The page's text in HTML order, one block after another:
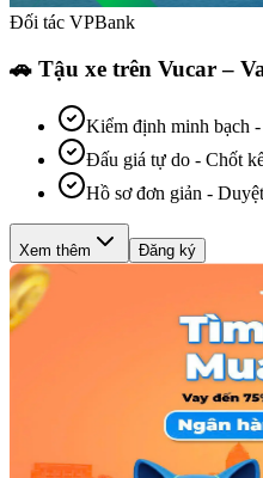
Đối tác VPBank
🚗 Tậu xe trên Vucar –
Kiểm định minh bạch -
Đấu giá tự do - Chốt
Hồ sơ đơn giản -
Xem thêm Đăng ký